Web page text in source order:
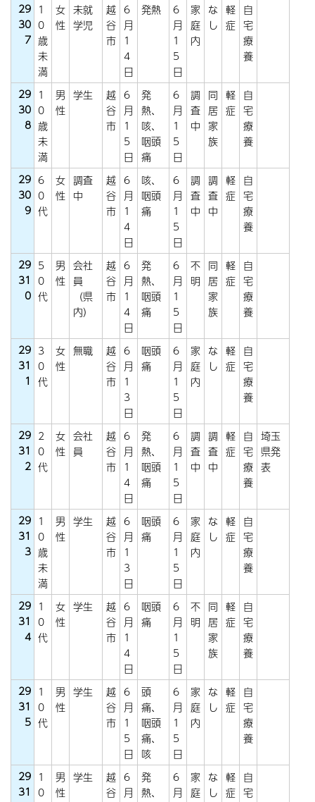
29
30
7
1
0
歳
未
満
女
性
未就
学児
越
谷
市
6
月
1
4
日
発熱
6
月
1
5
日
家
庭
内
な
し
軽
症
自
宅
療
養
29
30
8
1
0
歳
未
満
男
性
学生
越
谷
市
6
月
1
5
日
発
熱、
咳、
咽頭
痛
6
月
1
5
日
調
査
中
同
居
家
族
軽
症
自
宅
療
養
29
30
9
6
0
代
女
性
調査
中
越
谷
市
6
月
1
4
日
咳、
咽頭
痛
6
月
1
5
日
調
査
中
調
査
中
軽
症
自
宅
療
養
29
31
0
5
0
代
男
性
会社
員
（県
内）
越
谷
市
6
月
1
4
日
発
熱、
咽頭
痛
6
月
1
5
日
不
明
同
居
家
族
軽
症
自
宅
療
養
29
31
1
3
0
代
女
性
無職
越
谷
市
6
月
1
3
日
咽頭
痛
6
月
1
5
日
家
庭
内
な
し
軽
症
自
宅
療
養
29
31
2
2
0
代
女
性
会社
員
越
谷
市
6
月
1
4
日
発
熱、
咽頭
痛
6
月
1
5
日
調
査
中
調
査
中
軽
症
自
宅
療
養
埼玉
県発
表
29
31
3
1
0
歳
未
満
男
性
学生
越
谷
市
6
月
1
3
日
咽頭
痛
6
月
1
5
日
家
庭
内
な
し
軽
症
自
宅
療
養
29
31
4
1
0
代
女
性
学生
越
谷
市
6
月
1
4
日
咽頭
痛
6
月
1
5
日
不
明
同
居
家
族
軽
症
自
宅
療
養
29
31
5
1
0
代
男
性
学生
越
谷
市
6
月
1
5
日
頭
痛、
咽頭
痛、
咳
6
月
1
5
日
家
庭
内
な
し
軽
症
自
宅
療
養
29
31
1
0
男
性
学生
越
谷
6
月
発
熱、
6
月
家
庭
な
し
軽
症
自
宅